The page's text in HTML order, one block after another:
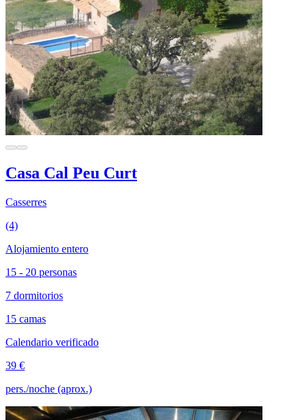
Casa Cal Peu Curt
Casserres
(4)
Alojamiento entero
15 - 20 personas
7 dormitorios
15 camas
Calendario verificado
39 €
pers./noche (aprox.)